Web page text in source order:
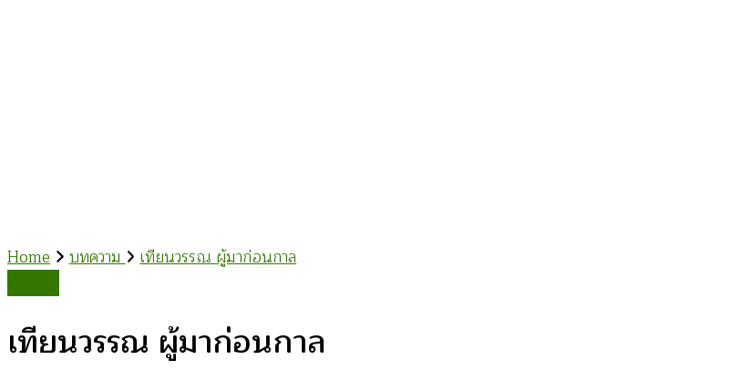
Home บทความ เทียนวรรณ ผู้มาก่อนกาล
เทียนวรรณ ผู้มาก่อนกาล